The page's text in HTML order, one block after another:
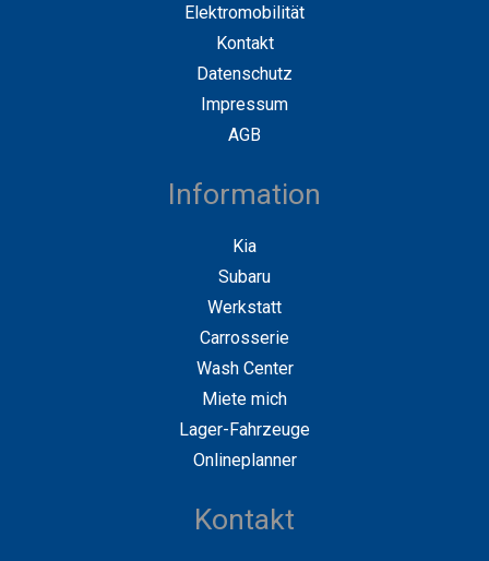
Elektromobilität
Kontakt
Datenschutz
Impressum
AGB
Information
Kia
Subaru
Werkstatt
Carrosserie
Wash Center
Miete mich
Lager-Fahrzeuge
Onlineplanner
Kontakt